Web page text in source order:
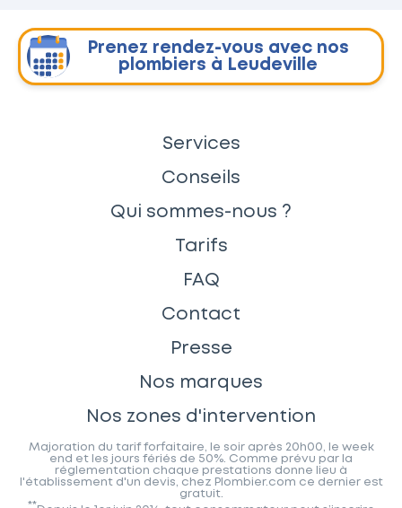
Prenez rendez-vous avec nos
plombiers à Leudeville
Services
Conseils
Qui sommes-nous ?
Tarifs
FAQ
Contact
Presse
Nos marques
Nos zones d'intervention
Majoration du tarif forfaitaire, le soir après 20h00, le week
end et les jours fériés de 50%. Comme prévu par la
réglementation chaque prestations donne lieu à
l'établissement d'un devis, chez Plombier.com ce dernier est
gratuit.
**